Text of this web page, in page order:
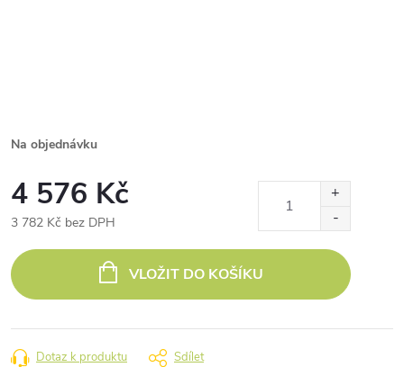
Na objednávku
4 576 Kč
3 782 Kč bez DPH
cena:
VLOŽIT DO KOŠÍKU
Dotaz k produktu Sdílet